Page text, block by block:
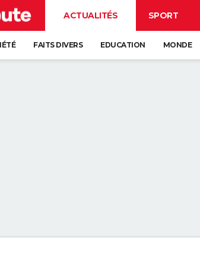
ACTUALITÉS SPORT
FAITS DIVERS EDUCATION MONDE